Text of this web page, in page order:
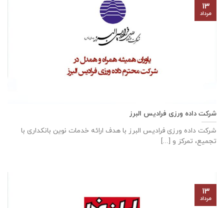
شرکت داده ورزی فرادیس البرز
شرکت داده ‌ورزی فرادیس البرز با هدف ارائه خدمات نوین بانکداری با
تجمیع، تمرکز و [...]
۱۳
مرداد
۱۳
مرداد